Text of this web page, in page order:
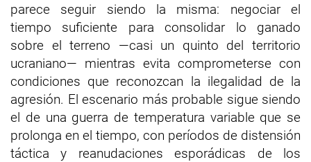
parece seguir siendo la misma: negociar el
tiempo suficiente para consolidar lo ganado
sobre el terreno —casi un quinto del territorio
ucraniano— mientras evita comprometerse con
condiciones que reconozcan la ilegalidad de la
agresión. El escenario más probable sigue siendo
el de una guerra de temperatura variable que se
prolonga en el tiempo, con períodos de distensión
táctica y reanudaciones esporádicas de los